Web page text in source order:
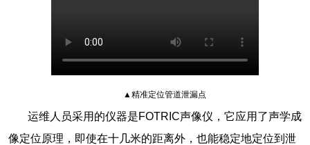
▲精准定位管道泄漏点
运维人员采用的仪器是FOTRIC声像仪，它应用了声学成
像定位原理，即使在十几米的距离外，也能稳定地定位到泄